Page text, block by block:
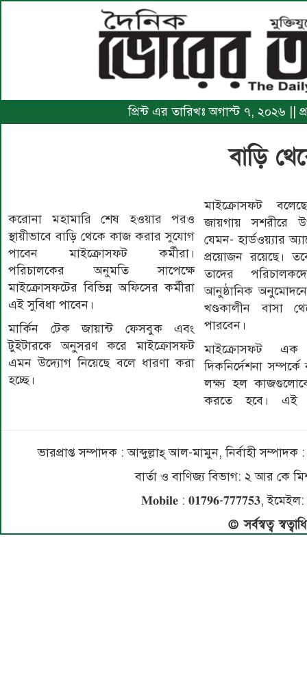
প্রিন্ট এর তারিখঃ অগাস্ট ৭, ২০২৬ ||
বাড়ি
করোনা মহামারি শেষ হওয়ার পরও
স্থায়ীভাবে বাড়ি থেকে কাজ করার সুযোগ
পাবেন মাইক্রোসফট কর্মীরা।
পরিচালকের অনুমতি সাপেক্ষে
মাইক্রোসফটের বিভিন্ন অফিসের কর্মীরা
এই সুবিধা পাবেন।
মার্কিন টেক জায়ান্ট ফেসবুক এবং
টুইটারকে অনুসরণ করে মাইক্রোসফট
এমন উদ্যোগ নিয়েছে বলে ধারণা করা
হচ্ছে।
মাইক্রোসফট
জায়গায় সশরীরে
যেমন- হার্ডওয়্যার
প্রয়োজন রয়েছে।
তাদের
আনুষ্ঠানিক
খণ্ডকালীন বাসা
পারবেন।
মাইক্রোসফট
দিকনির্দেশনা
লক্ষ্য হল
করতে হবে। এই
ভারপ্রাপ্ত সম্পাদক : আব্দুল্লাহ্ আল-মামুন, নির্বাহী
বার্তা ও বাণিজ্য বিভাগ: ২ আর কে
𝐌𝐨𝐛𝐢𝐥𝐞 : 𝟎𝟏𝟕𝟗𝟔-𝟕𝟕𝟕𝟕𝟓𝟑,
© সর্বস্বত্ব